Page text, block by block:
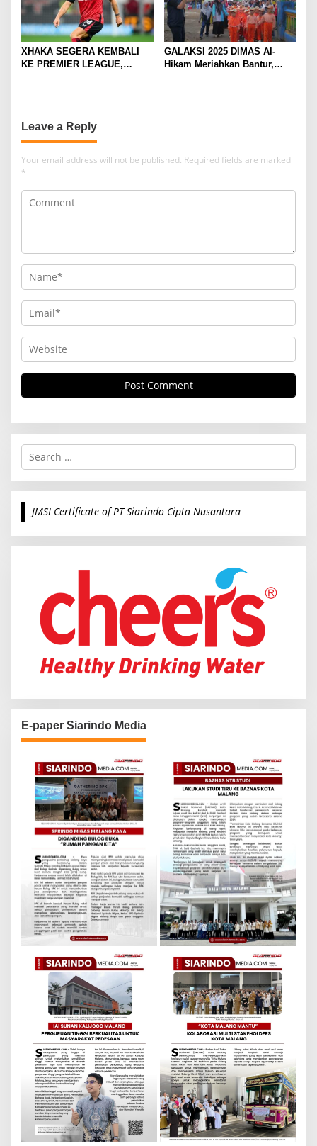
XHAKA SEGERA KEMBALI
KE PREMIER LEAGUE,
GALAKSI 2025 DIMAS Al-
Hikam Meriahkan Bantur,
Leave a Reply
Your email address will not be published. Required fields are marked
*
S
r
c
o
JMSI Certificate of PT Siarindo Cipta Nusantara
E-paper Siarindo Media